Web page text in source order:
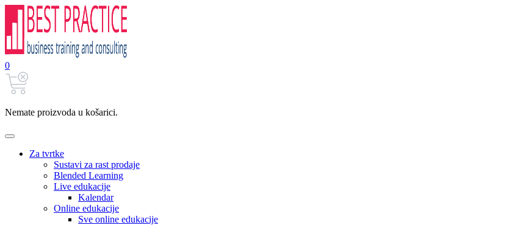
0
Nemate proizvoda u košarici.
Za tvrtke
Sustavi za rast prodaje
Blended Learning
Live edukacije
Kalendar
Online edukacije
Sve online edukacije